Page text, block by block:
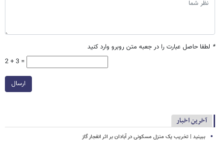
* لطفا حاصل عبارت را در جعبه متن روبرو وارد کنید
2 + 3 =
ارسال
آخرین اخبار
ببینید | تخریب یک منزل مسکونی در آبادان بر اثر انفجار گاز